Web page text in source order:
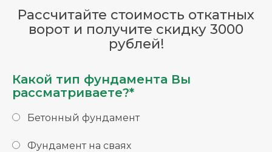
Рассчитайте стоимость откатных
ворот и получите скидку 3000
рублей!
Какой тип фундамента Вы
рассматриваете?*
Бетонный фундамент
Фундамент на сваях